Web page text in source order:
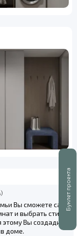
Буклет проекта
Вы сможете сами
и выбрать стиль
Вы создадите
доме.